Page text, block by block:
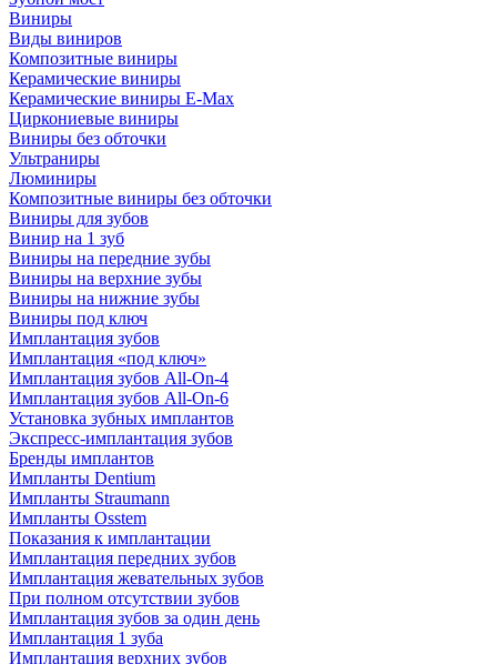
Виниры
Виды виниров
Композитные виниры
Керамические виниры
Керамические виниры E-Max
Циркониевые виниры
Виниры без обточки
Ультраниры
Люминиры
Композитные виниры без обточки
Виниры для зубов
Винир на 1 зуб
Виниры на передние зубы
Виниры на верхние зубы
Виниры на нижние зубы
Виниры под ключ
Имплантация зубов
Имплантация «под ключ»
Имплантация зубов All-On-4
Имплантация зубов All-On-6
Установка зубных имплантов
Экспресс-имплантация зубов
Бренды имплантов
Импланты Dentium
Импланты Straumann
Импланты Osstem
Показания к имплантации
Имплантация передних зубов
Имплантация жевательных зубов
При полном отсутствии зубов
Имплантация зубов за один день
Имплантация 1 зуба
Имплантация верхних зубов